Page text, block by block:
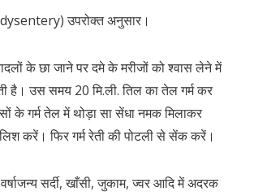
उपरोक्त अनुसार।
के छा जाने पर दमे के मरीजों को श्वास लेने में
है। उस समय 20 मि.ली. तिल का तेल गर्म कर
के गर्म तेल में थोड़ा सा सेंधा नमक मिलाकर
करें। फिर गर्म रेती की पोटली से सेंक करें।
वर्षाजन्य सर्दी, खाँसी, जुकाम, ज्वर आदि में अदरक